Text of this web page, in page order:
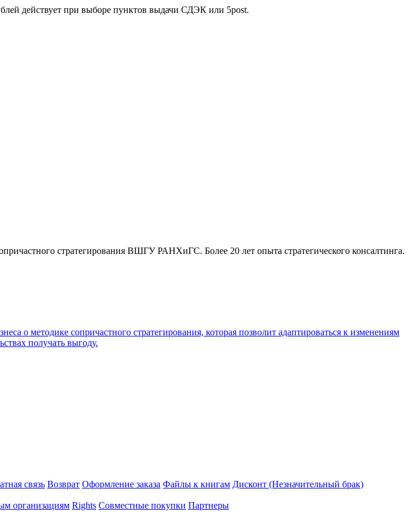
действует при выборе пунктов выдачи СДЭК или 5post.
стратегирования ВШГУ РАНХиГС. Более 20 лет опыта стратегического консалтинга.
о методике сопричастного стратегирования, которая позволит адаптироваться к изменениям
получать выгоду.
связь Возврат Оформление заказа Файлы к книгам Дисконт (Незначительный брак)
организациям Rights Совместные покупки Партнеры